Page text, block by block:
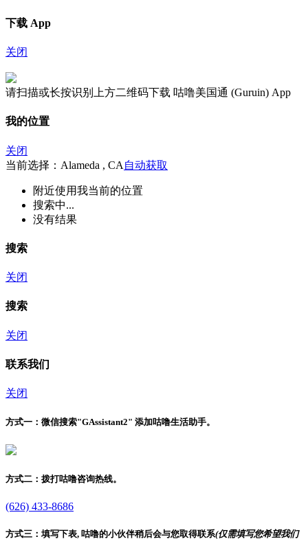
下载 App
关闭
请扫描或长按识别上方二维码下载 咕噜美国通 (Guruin) App
我的位置
关闭
当前选择：Alameda , CA 自动获取
附近使用我当前的位置
搜索中...
没有结果
搜索
关闭
搜索
关闭
联系我们
关闭
方式一： 微信搜索"GAssistant2" 添加咕噜生活助手。
方式二： 拨打咕噜咨询热线。
(626) 433-8686
方式三： 填写下表, 咕噜的小伙伴稍后会与您取得联系(仅需填写您希望我们